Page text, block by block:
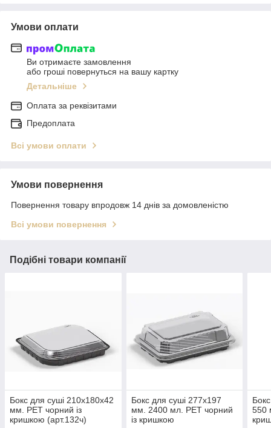
Умови оплати
Ви отримаєте замовлення
або гроші повернуться на вашу картку
Детальніше
Оплата за реквізитами
Предоплата
Всі умови оплати
Умови повернення
Повернення товару впродовж 14 днів за домовленістю
Всі умови повернення
Подібні товари компанії
Бокс для суші 210х180х42
мм. PET чорний із
кришкою (арт.132ч)
Бокс для суші 277х197
мм. 2400 мл. PET чорний
із кришкою
550